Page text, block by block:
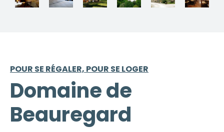
POUR SE RÉGALER, POUR SE LOGER
Domaine de
Beauregard